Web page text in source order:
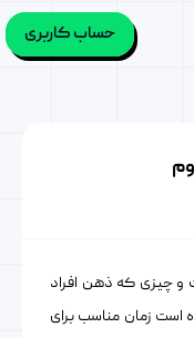
حساب کاربری
و چیزی که ذهن افراد
است زمان مناسب برای